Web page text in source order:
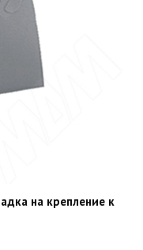
на крепление к